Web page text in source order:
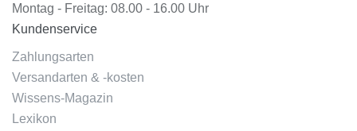
Montag - Freitag: 08.00 - 16.00 Uhr
Kundenservice
Zahlungsarten
Versandarten & -kosten
Wissens-Magazin
Lexikon